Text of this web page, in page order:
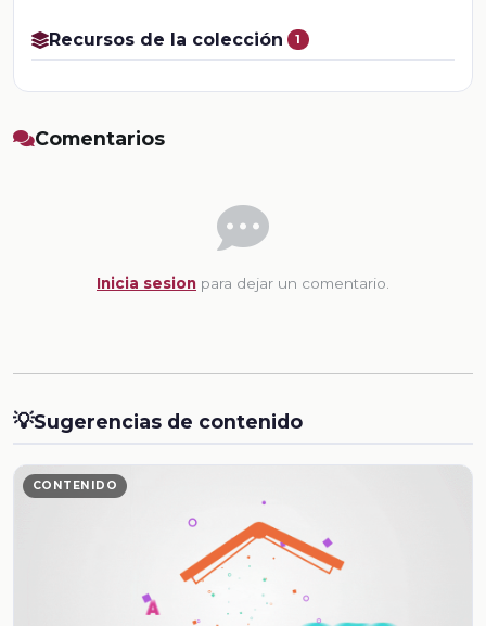
Recursos de la colección 1
Comentarios
Inicia sesion para dejar un comentario.
💡Sugerencias de contenido
CONTENIDO